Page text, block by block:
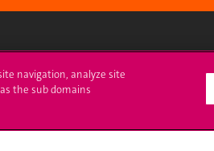
Library
navigation, analyze site
the sub domains